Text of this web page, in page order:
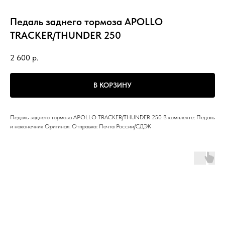
Педаль заднего тормоза APOLLO
TRACKER/THUNDER 250
2 600 р.
В КОРЗИНУ
Педаль заднего тормоза APOLLO TRACKER/THUNDER 250 В комплекте: Педаль
и наконечник Оригинал. Отправка: Почта России/СДЭК